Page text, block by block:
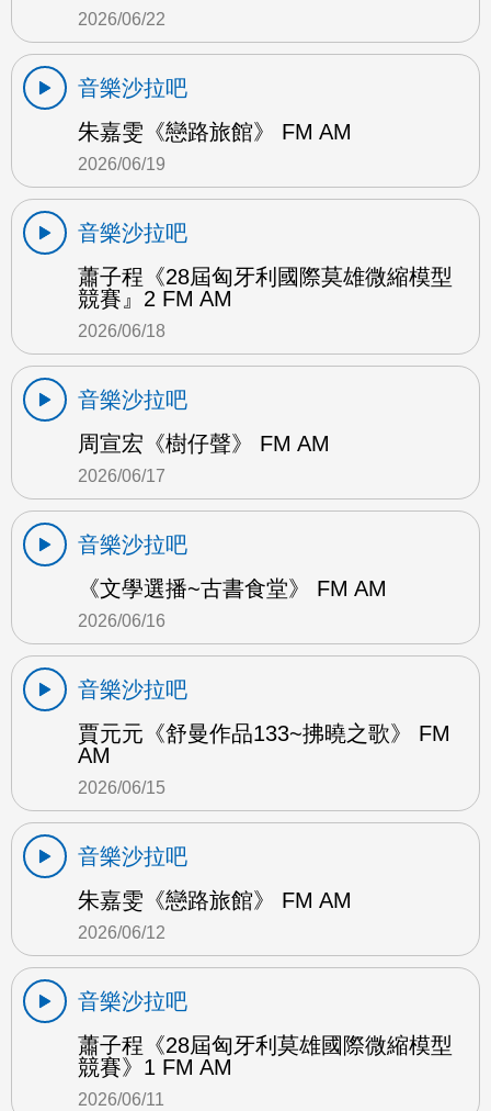
2026/06/22
音樂沙拉吧
朱嘉雯《戀路旅館》 FM AM
2026/06/19
音樂沙拉吧
蕭子程《28屆匈牙利國際莫雄微縮模型
競賽』2 FM AM
2026/06/18
音樂沙拉吧
周宣宏《樹仔聲》 FM AM
2026/06/17
音樂沙拉吧
《文學選播~古書食堂》 FM AM
2026/06/16
音樂沙拉吧
賈元元《舒曼作品133~拂曉之歌》 FM
AM
2026/06/15
音樂沙拉吧
朱嘉雯《戀路旅館》 FM AM
2026/06/12
音樂沙拉吧
蕭子程《28屆匈牙利莫雄國際微縮模型
競賽》1 FM AM
2026/06/11